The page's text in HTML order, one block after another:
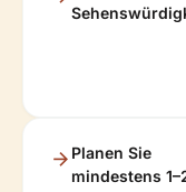
Planen Sie
mindestens